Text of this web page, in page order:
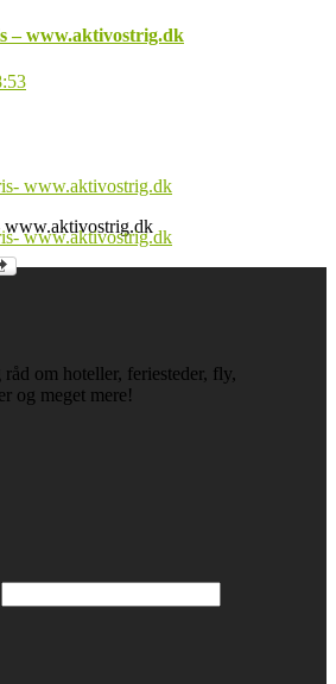
– www.aktivostrig.dk
www.aktivostrig.dk
om hoteller, feriesteder, fly,
og meget mere!